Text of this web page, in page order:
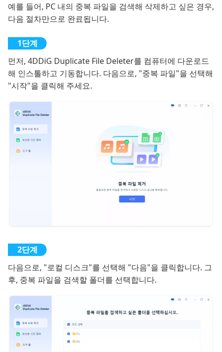
예를 들어, PC 내의 중복 파일을 검색해 삭제하고 싶은 경우,
다음 절차만으로 완료됩니다.
먼저, 4DDiG Duplicate File Deleter를 컴퓨터에 다운로드
해 인스톨하고 기동합니다. 다음으로, "중복 파일"을 선택해
"시작"을 클릭해 주세요.
다음으로, "로컬 디스크"를 선택해 "다음"을 클릭합니다. 그
후, 중복 파일을 검색할 폴더를 선택합니다.